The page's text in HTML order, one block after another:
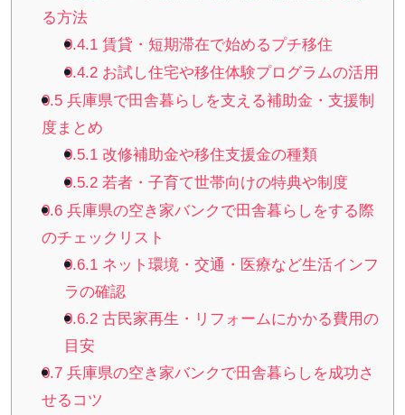
る方法
0.4.1 賃貸・短期滞在で始めるプチ移住
0.4.2 お試し住宅や移住体験プログラムの活用
0.5兵庫県で田舎暮らしを支える補助金・支援制
度まとめ
0.5.1 改修補助金や移住支援金の種類
0.5.2 若者・子育て世帯向けの特典や制度
0.6兵庫県の空き家バンクで田舎暮らしをする際
のチェックリスト
0.6.1 ネット環境・交通・医療など生活インフ
ラの確認
0.6.2 古民家再生・リフォームにかかる費用の
目安
0.7兵庫県の空き家バンクで田舎暮らしを成功さ
せるコツ